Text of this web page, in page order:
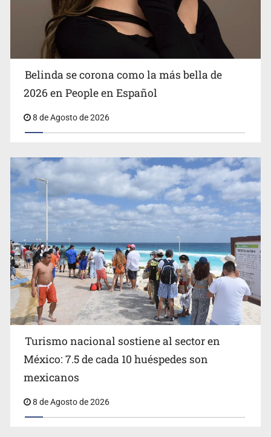
Ciclosporiasis no representa un riesgo epidemiológico
masivo
EU reanudará este sábado inspecciones de aguacate en
Michoacán
Belinda se corona como la más bella de 2026 en People
Belinda se corona como la más bella de
2026 en People en Español
8 de Agosto de 2026
Turismo nacional sostiene al sector en
México: 7.5 de cada 10 huéspedes son
mexicanos
8 de Agosto de 2026